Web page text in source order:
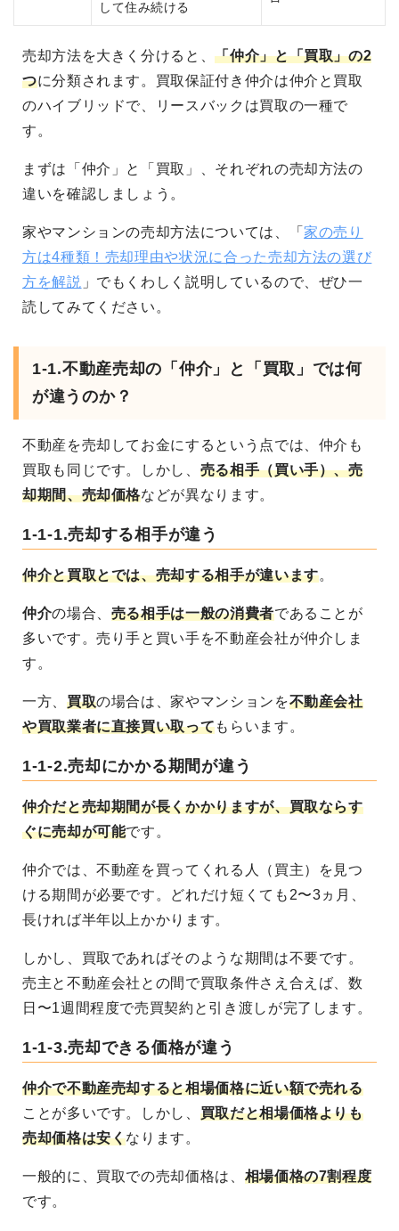
して住み続ける
売却方法を大きく分けると、「仲介」と「買取」の2
つに分類されます。買取保証付き仲介は仲介と買取
のハイブリッドで、リースバックは買取の一種で
す。
まずは「仲介」と「買取」、それぞれの売却方法の
違いを確認しましょう。
家やマンションの売却方法については、「 家の売り
方は4種類！売却理由や状況に合った売却方法の選び
方を解説 」でもくわしく説明しているので、ぜひ一
読してみてください。
1-1.不動産売却の「仲介」と「買取」では何
が違うのか？
不動産を売却してお金にするという点では、仲介も
買取 も同じです。しかし、 売る相手（買い手）、売
却期間、売却価格などが異なります。
1-1-1.売却する相手が違う
仲介と買取とでは、売却する相手が違います。
仲介の場合、 売る相手は一般の消費者であることが
多いです。売り手と買い手を不動産会社が仲介しま
す。
一方、 買取の場合は、家やマンションを不動産会社
や買取業者に直接買い取ってもらいます 。
1-1-2.売却にかかる期間が違う
仲介だと売却期間が長くかかりますが、買取ならす
ぐに売却が可能です。
仲介では、不動産を買ってくれる人（買主）を見つ
ける期間が必要です。どれだけ短くても2〜3ヵ月、
長ければ半年以上かかります。
しかし、買取であればそのような期間は不要です。
売主と不動産会社との間で買取条件さえ合えば、数
日〜1週間程度で売買契約と引き渡しが完了します。
1-1-3.売却できる価格が違う
仲介で不動産売却すると相場価格に近い額で売れる
ことが多いです。しかし、 買取だと相場価格よりも
売却価格は安くなります。
一般的に、買取での売却価格は、 相場価格の7割程度
です。